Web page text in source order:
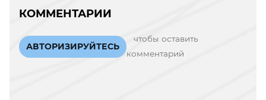
КОММЕНТАРИИ
АВТОРИЗИРУЙТЕСЬ
чтобы оставить
комментарий